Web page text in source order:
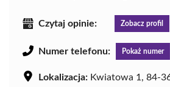
Czytaj opinie: Zobacz profil
Numer telefonu: Pokaż numer
Lokalizacja: Kwiatowa 1, 84-